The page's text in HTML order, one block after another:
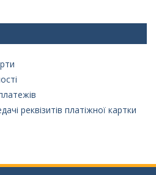
реквізитів платіжної картки